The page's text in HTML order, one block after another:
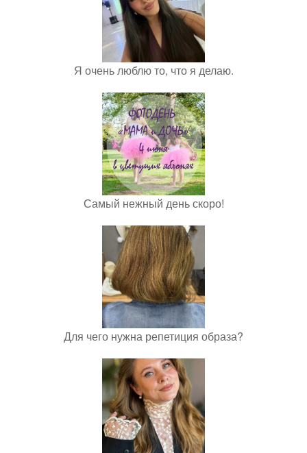
Я очень люблю то, что я делаю.
Самый нежный день скоро!
Для чего нужна репетиция образа?